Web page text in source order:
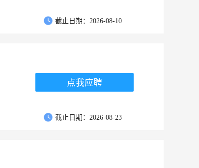
截止日期：2026-08-10
点我应聘
截止日期：2026-08-23